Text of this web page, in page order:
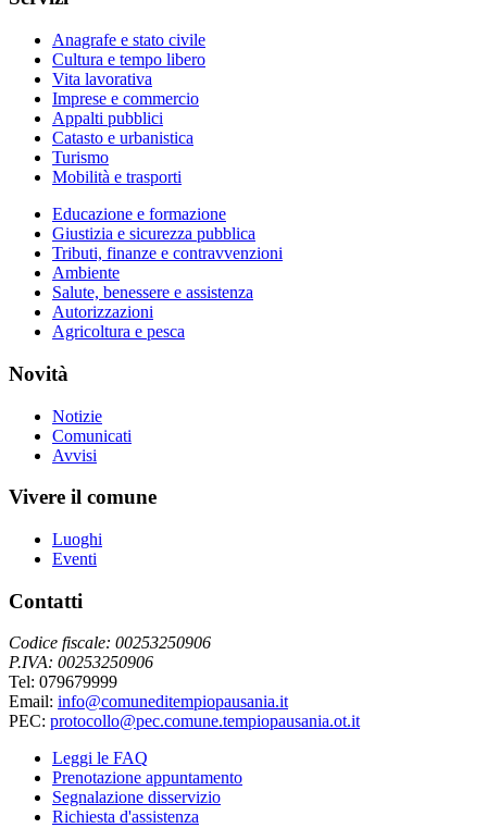
Anagrafe e stato civile
Cultura e tempo libero
Vita lavorativa
Imprese e commercio
Appalti pubblici
Catasto e urbanistica
Turismo
Mobilità e trasporti
Educazione e formazione
Giustizia e sicurezza pubblica
Tributi, finanze e contravvenzioni
Ambiente
Salute, benessere e assistenza
Autorizzazioni
Agricoltura e pesca
Novità
Notizie
Comunicati
Avvisi
Vivere il comune
Luoghi
Eventi
Contatti
Codice fiscale: 00253250906
P.IVA: 00253250906
Tel: 079679999
Email: info@comuneditempiopausania.it
PEC: protocollo@pec.comune.tempiopausania.ot.it
Leggi le FAQ
Prenotazione appuntamento
Segnalazione disservizio
Richiesta d'assistenza